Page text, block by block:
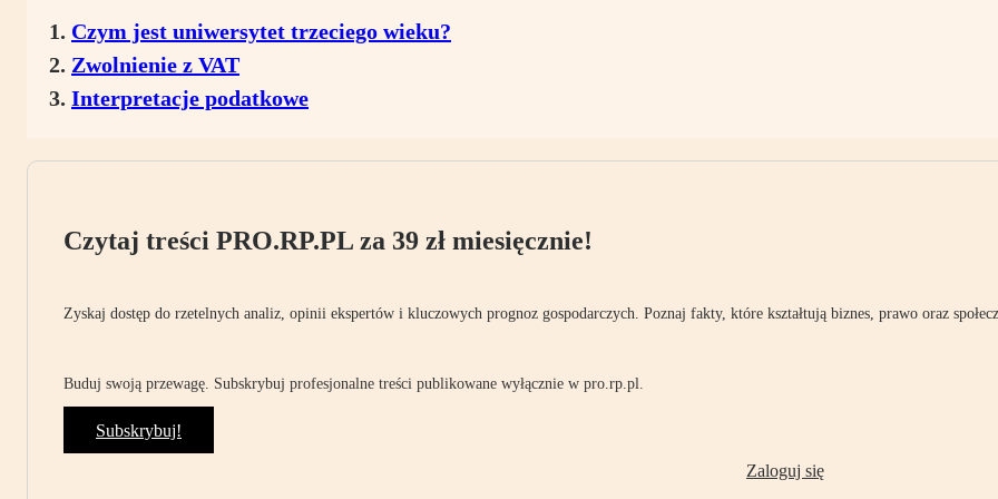
Czym jest uniwersytet trzeciego wieku?
Zwolnienie z VAT
Interpretacje podatkowe
Czytaj treści PRO.RP.PL za 39 zł miesięcznie!
Zyskaj dostęp do rzetelnych analiz, opinii ekspertów i kluczowych prognoz gospodarczych. Poznaj fakty, które kształtują biznes, prawo oraz
Buduj swoją przewagę. Subskrybuj profesjonalne treści publikowane wyłącznie w pro.rp.pl.
Subskrybuj!
Zaloguj się